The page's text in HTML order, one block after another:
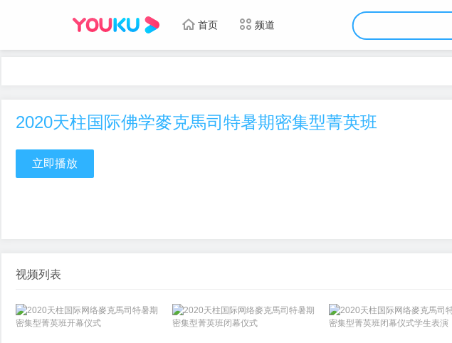
首页 频道
2020天柱国际佛学麥克馬司特暑期密集型菁英班
立即播放
视频列表